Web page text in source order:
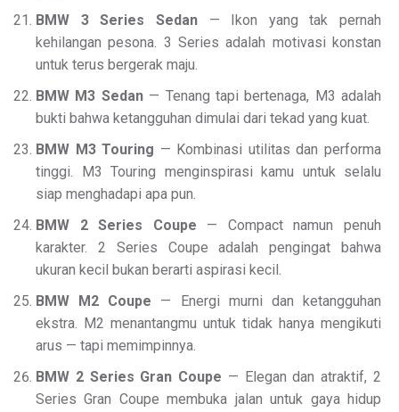
BMW 3 Series Sedan— Ikon yang tak pernah
kehilangan pesona. 3 Series adalah motivasi konstan
untuk terus bergerak maju.
BMW M3 Sedan— Tenang tapi bertenaga, M3 adalah
bukti bahwa ketangguhan dimulai dari tekad yang kuat.
BMW M3 Touring — Kombinasi utilitas dan performa
tinggi. M3 Touring menginspirasi kamu untuk selalu
siap menghadapi apa pun.
BMW 2 Series Coupe — Compact namun penuh
karakter. 2 Series Coupe adalah pengingat bahwa
ukuran kecil bukan berarti aspirasi kecil.
BMW M2 Coupe — Energi murni dan ketangguhan
ekstra. M2 menantangmu untuk tidak hanya mengikuti
arus — tapi memimpinnya.
BMW 2 Series Gran Coupe — Elegan dan atraktif, 2
Series Gran Coupe membuka jalan untuk gaya hidup